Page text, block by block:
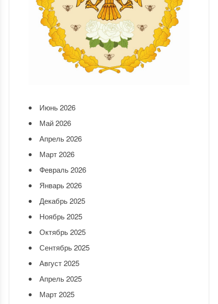
Июнь 2026
Май 2026
Апрель 2026
Март 2026
Февраль 2026
Январь 2026
Декабрь 2025
Ноябрь 2025
Октябрь 2025
Сентябрь 2025
Август 2025
Апрель 2025
Март 2025